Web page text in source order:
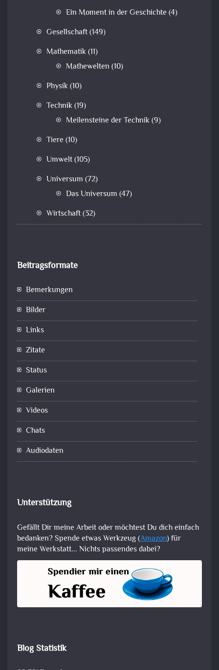
Ein Moment in der Geschichte (4)
Gesellschaft(149)
Mathematik(11)
Mathewelten (10)
Physik(10)
Technik(19)
Meilensteine der Technik(9)
Tiere (10)
Umwelt(105)
Universum (72)
Das Universum (47)
Wirtschaft(32)
Beitragsformate
Bemerkungen
Bilder
Links
Zitate
Status
Galerien
Videos
Chats
Audiodaten
Unterstützung
Gefällt Dir meine Arbeit oder möchtest Du dich einfach
bedanken? Spende etwas Werkzeug (Amazon) für
meine Werkstatt... Nichts passendes dabei?
Blog Statistik